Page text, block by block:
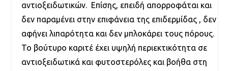
αντιοξειδωτικών. Επίσης, επειδή απορροφάται και
δεν παραμένει στην επιφάνεια της επιδερμίδας , δεν
αφήνει λιπαρότητα και δεν μπλοκάρει τους πόρους.
Το βούτυρο καριτέ έχει υψηλή περιεκτικότητα σε
αντιοξειδωτικά και φυτοστερόλες και βοήθα στη